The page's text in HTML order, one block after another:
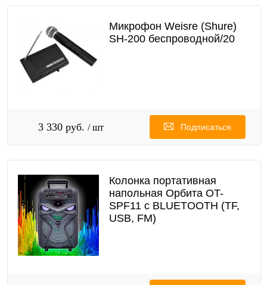
Микрофон Weisre (Shure)
SH-200 беспроводной/20
3 330 руб. / шт Подписаться
Колонка портативная
напольная Орбита OT-
SPF11 с BLUETOOTH (TF,
USB, FM)